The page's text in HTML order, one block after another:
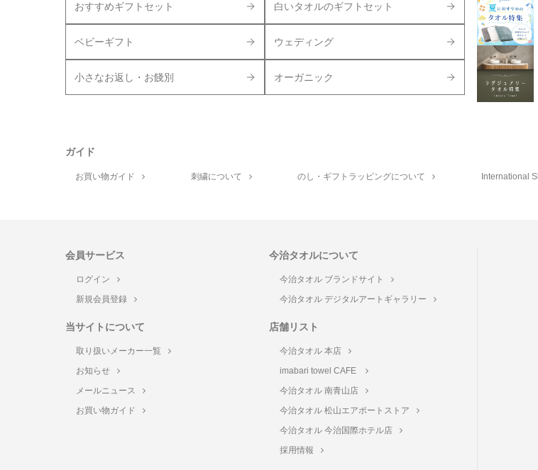
おすすめギフトセット 白いタオルのギフトセット
ベビーギフト ウェディング
小さなお返し・お餞別 オーガニック
ガイド
お買い物ガイド 刺繍について のし・ギフトラッピングについて International
会員サービス
ログイン
新規会員登録
今治タオルについて
今治タオル ブランドサイト
今治タオル デジタルアートギャラリー
当サイトについて
取り扱いメーカー一覧
お知らせ
メールニュース
お買い物ガイド
店舗リスト
今治タオル 本店
imabari towel CAFE
今治タオル 南青山店
今治タオル 松山エアポートストア
今治タオル 今治国際ホテル店
採用情報